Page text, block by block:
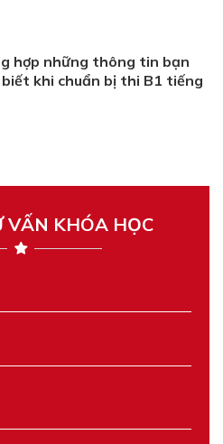
hợp những thông tin bạn
biết khi chuẩn bị thi B1 tiếng
VẤN KHÓA HỌC